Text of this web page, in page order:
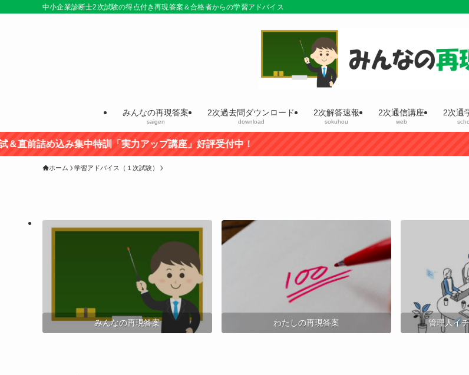
中小企業診断士2次試験の得点付き再現答案＆合格者からの学習アドバイス
みんなの再現答案
saigen
2次過去問ダウンロード
download
2次解答速報
sokuhou
2次通信講座
web
2次通
中特訓「実力アップ講座」好評受付中！
ホーム 学習アドバイス（１次試験）
みんなの再現答案 わたしの再現答案 管理人イ